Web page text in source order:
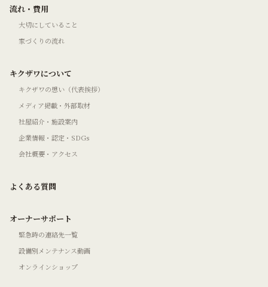
流れ・費用
大切にしていること
家づくりの流れ
キクザワについて
キクザワの想い（代表挨拶）
メディア掲載・外部取材
社屋紹介・施設案内
企業情報・認定・SDGs
会社概要・アクセス
よくある質問
オーナーサポート
緊急時の連絡先一覧
設備別メンテナンス動画
オンラインショップ